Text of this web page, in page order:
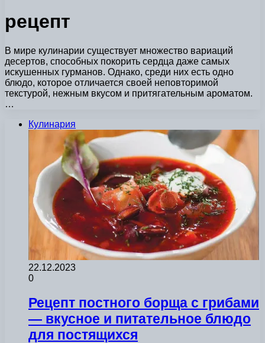
рецепт
В мире кулинарии существует множество вариаций
десертов, способных покорить сердца даже самых
искушенных гурманов. Однако, среди них есть одно
блюдо, которое отличается своей неповторимой
текстурой, нежным вкусом и притягательным ароматом.
…
Кулинария
22.12.2023
0
Рецепт постного борща с грибами
— вкусное и питательное блюдо
для постящихся